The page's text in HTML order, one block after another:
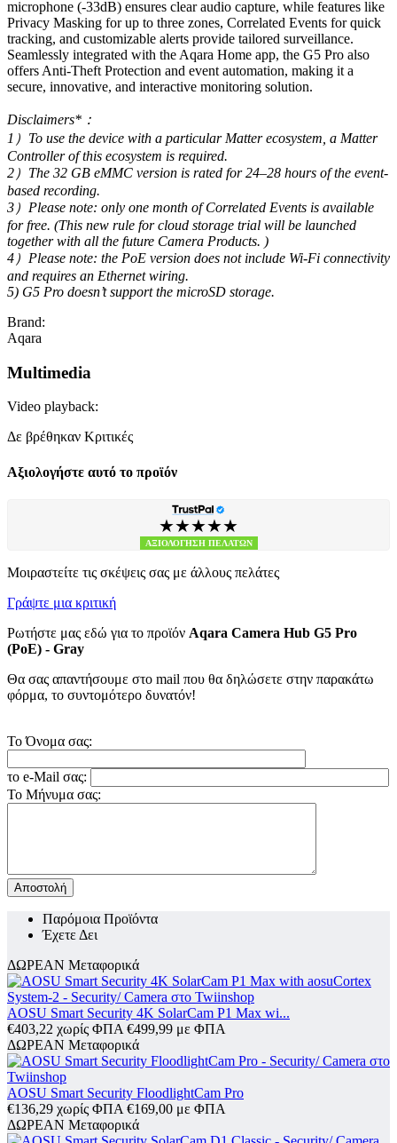
microphone (-33dB) ensures clear audio capture, while features like
Privacy Masking for up to three zones, Correlated Events for quick
tracking, and customizable alerts provide tailored surveillance.
Seamlessly integrated with the Aqara Home app, the G5 Pro also
offers Anti-Theft Protection and event automation, making it a
secure, innovative, and interactive monitoring solution.
Disclaimers*：
1）To use the device with a particular Matter ecosystem, a Matter
Controller of this ecosystem is required.
2）The 32 GB eMMC version is rated for 24–28 hours of the event-
based recording.
3）Please note: only one month of Correlated Events is available
for free. (This new rule for cloud storage trial will be launched
together with all the future Camera Products. )
4）Please note: the PoE version does not include Wi-Fi connectivity
and requires an Ethernet wiring.
5) G5 Pro doesn’t support the microSD storage.
Brand:
Aqara
Multimedia
Video playback:
Δε βρέθηκαν Κριτικές
Αξιολογήστε αυτό το προϊόν
★★★★★
ΑΞΙΟΛΟΓΗΣΗ ΠΕΛΑΤΩΝ
Μοιραστείτε τις σκέψεις σας με άλλους πελάτες
Γράψτε μια κριτική
Ρωτήστε μας εδώ για το προϊόν Aqara Camera Hub G5 Pro
(PoE) - Gray
Θα σας απαντήσουμε στο mail που θα δηλώσετε στην παρακάτω
φόρμα, το συντομότερο δυνατόν!
Το Όνομα σας:
το e-Mail σας:
Το Μήνυμα σας:
Αποστολή
Παρόμοια Προϊόντα
Έχετε Δει
ΔΩΡΕΑΝ Μεταφορικά
AOSU Smart Security 4K SolarCam P1 Max wi...
€403,22 χωρίς ΦΠΑ €499,99 με ΦΠΑ
ΔΩΡΕΑΝ Μεταφορικά
AOSU Smart Security FloodlightCam Pro
€136,29 χωρίς ΦΠΑ €169,00 με ΦΠΑ
ΔΩΡΕΑΝ Μεταφορικά